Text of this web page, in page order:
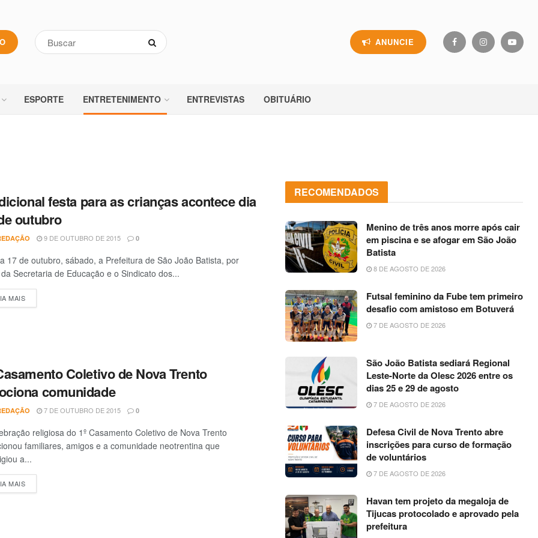
ANUNCIE
ESPORTE ENTRETENIMENTO ENTREVISTAS OBITUÁRIO
festa para as crianças acontece dia
outubro
9 DE OUTUBRO DE 2015 0
17 de outubro, sábado, a Prefeitura de São João Batista, por
Secretaria de Educação e o Sindicato dos...
MAIS
Coletivo de Nova Trento
emociona comunidade‏
7 DE OUTUBRO DE 2015 0
religiosa do 1º Casamento Coletivo de Nova Trento
familiares, amigos e a comunidade neotrentina que
a...
MAIS
RECOMENDADOS
Menino de três anos morre após cair
em piscina e se afogar em São João
Batista
8 DE AGOSTO DE 2026
Futsal feminino da Fube tem primeiro
desafio com amistoso em Botuverá
7 DE AGOSTO DE 2026
São João Batista sediará Regional
Leste-Norte da Olesc 2026 entre os
dias 25 e 29 de agosto
7 DE AGOSTO DE 2026
Defesa Civil de Nova Trento abre
inscrições para curso de formação
de voluntários
7 DE AGOSTO DE 2026
Havan tem projeto da megaloja de
Tijucas protocolado e aprovado pela
prefeitura